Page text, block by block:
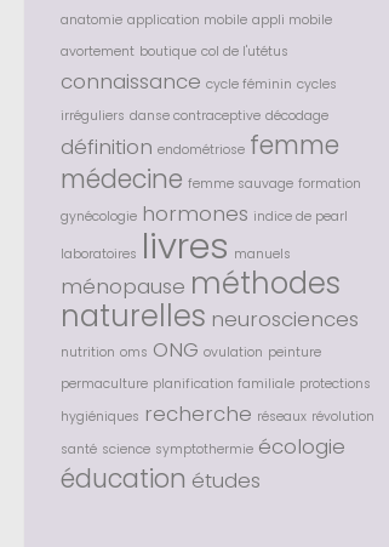
anatomie application mobile appli mobile
avortement boutique col de l'utétus
connaissance cycle féminin cycles
irréguliers danse contraceptive décodage
définition endométriose femme
médecine femme sauvage formation
gynécologie hormones indice de pearl
laboratoires livres manuels
ménopause méthodes
naturelles neurosciences
nutrition oms ONG ovulation peinture
permaculture planification familiale protections
hygiéniques recherche réseaux révolution
santé science symptothermie écologie
éducation études